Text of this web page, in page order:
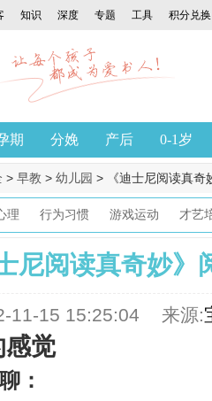
知识 深度 专题 工具 积分兑换
期 分娩 产后 0-1岁
> 早教 > 幼儿园 > 《迪士尼阅读真奇
理 行为习惯 游戏运动 才艺
尼阅读真奇妙》
11-15 15:25:04 来源:
感觉
：